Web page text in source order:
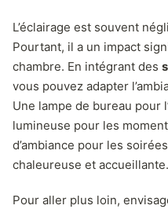
L’éclairage est souvent
Pourtant, il a un impact
chambre. En intégrant des
vous pouvez adapter
Une lampe de bureau pour
lumineuse pour les
d’ambiance pour les
chaleureuse et accueillante.
Pour aller plus loin,